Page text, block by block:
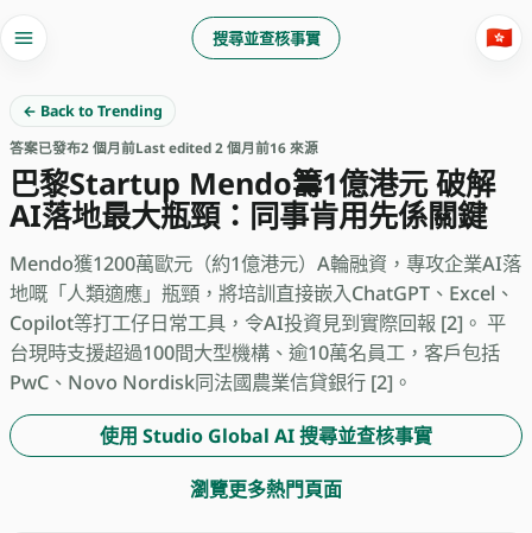
搜尋並查核事實 🇭🇰
← Back to Trending
答案已發布2 個月前Last edited 2 個月前16 來源
巴黎Startup Mendo籌1億港元 破解
AI落地最大瓶頸：同事肯用先係關鍵
Mendo獲1200萬歐元（約1億港元）A輪融資，專攻企業AI落
地嘅「人類適應」瓶頸，將培訓直接嵌入ChatGPT、Excel、
Copilot等打工仔日常工具，令AI投資見到實際回報 [2]。 平
台現時支援超過100間大型機構、逾10萬名員工，客戶包括
PwC、Novo Nordisk同法國農業信貸銀行 [2]。
使用 Studio Global AI 搜尋並查核事實
瀏覽更多熱門頁面